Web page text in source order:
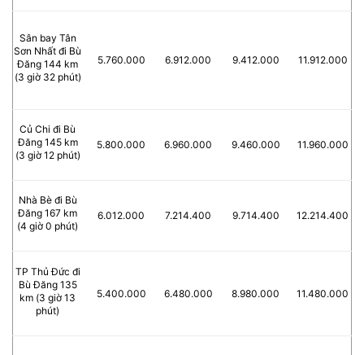
Sân bay Tân
Sơn Nhất đi Bù
Đăng 144 km
(3 giờ 32 phút)
5.760.000 6.912.000 9.412.000 11.912.000
Củ Chi đi Bù
Đăng 145 km
(3 giờ 12 phút)
5.800.000 6.960.000 9.460.000 11.960.000
Nhà Bè đi Bù
Đăng 167 km
(4 giờ 0 phút)
6.012.000 7.214.400 9.714.400 12.214.400
TP Thủ Đức đi
Bù Đăng 135
km (3 giờ 13
phút)
5.400.000 6.480.000 8.980.000 11.480.000